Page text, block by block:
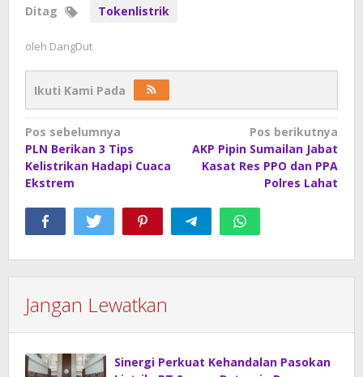
Ditag Tokenlistrik
oleh DangDut
Ikuti Kami Pada
Navigasi
pos
Pos sebelumnya
PLN Berikan 3 Tips
Kelistrikan Hadapi Cuaca
Ekstrem
Pos berikutnya
AKP Pipin Sumailan Jabat
Kasat Res PPO dan PPA
Polres Lahat
Jangan Lewatkan
Sinergi Perkuat Kehandalan Pasokan